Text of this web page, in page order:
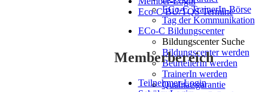
ECo-C TrainerIn-Börse
Tag der Kommunikation
ECo-C Bildungscenter
Bildungscenter Suche
Bildungscenter werden
BeurteilerIn werden
TrainerIn werden
Qualitätsgarantie
Eco-C BU/TQS Termine
Memberbereich
Teilnehmer-Login